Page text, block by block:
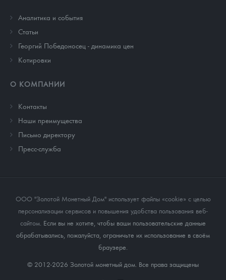
Аналитика и события
Cтатьи
Георгий Победоносец - динамика цен
Котировки
О КОМПАНИИ
Контакты
Наши преимущества
Письмо директору
Пресс-служба
ООО "Золотой Монетный Дом" использует файлы «cookie» с целью
персонализации сервисов и повышения удобства пользования веб-
сайтом . Если вы не хотите, чтобы ваши пользовательские данные
обрабатывались, пожалуйста, ограничьте их использование в своём
браузере.
© 2012-2026 Золотой монетный дом. Все права защищены